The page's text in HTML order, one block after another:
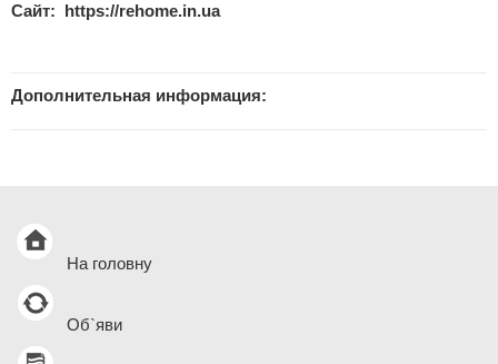
Сайт: https://rehome.in.ua
Дополнительная информация:
На головну
Об`яви